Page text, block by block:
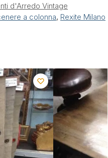
d'Arredo Vintage
a colonna, Rexite Milano